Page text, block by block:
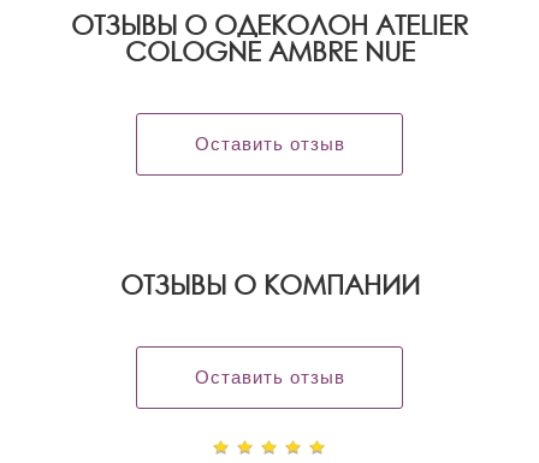
ОТЗЫВЫ О ОДЕКОЛОН ATELIER
COLOGNE AMBRE NUE
Оставить отзыв
OТЗЫВЫ О КОМПАНИИ
Оставить отзыв